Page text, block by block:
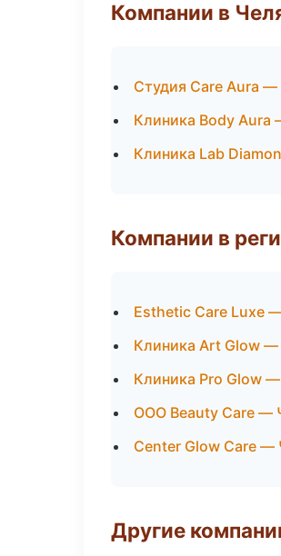
Компании в
Студия Care Aura
Клиника Body
Клиника Lab
Компании в
Esthetic Care Luxe
Клиника Art Glow
Клиника Pro Glow
ООО Beauty Care —
Center Glow Care —
Другие